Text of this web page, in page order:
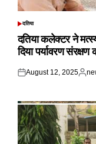
POSTED
दतिया
दतिया कलेक्टर ने मत्स्य
दिया पर्यावरण
Posted
August 12, 2025